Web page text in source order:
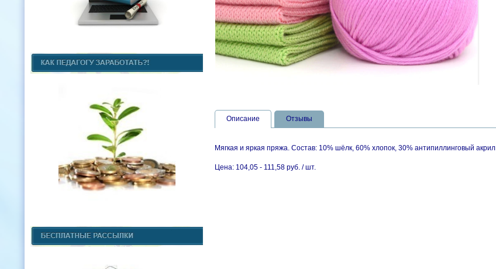
Описание Отзывы
Мягкая и яркая пряжа. Состав: 10% шёлк, 60% хлопок, 30% антипиллинговый акрил
Цена: 104,05 - 111,58 руб. / шт.